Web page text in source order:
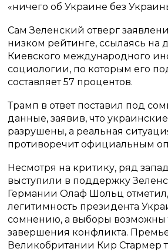
«ничего об Украине без
Сам Зеленский отверг
низком рейтинге, ссылаясь на
Киевского международного
социологии, по которым его
составляет 57 процентов.
Трамп в ответ поставил под
данные, заявив, что
разрушены, а реальная
противоречит официальным
Несмотря на критику, ряд
выступили в поддержку
Германии Олаф Шольц отметил,
легитимность президента
сомнению, а выборы возможны
завершения конфликта.
Великобритании Кир Стармер